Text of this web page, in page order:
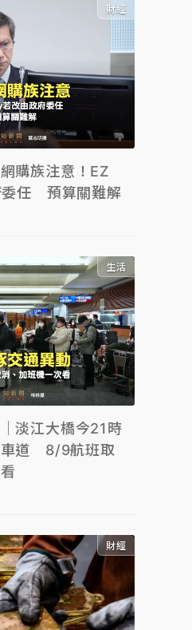
財經
購族注意！EZ
委任 預算關難解
生活
淡江大橋今21時
車道 8/9航班取
財經